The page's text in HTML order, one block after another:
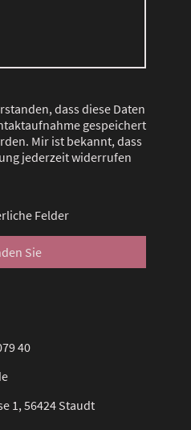
dass diese Daten
gespeichert
Mir ist bekannt, dass
jederzeit widerrufen
Felder
Sie
40
1, 56424 Staudt